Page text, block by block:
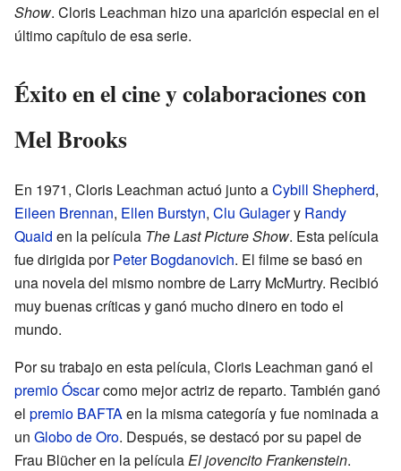
Show. Cloris Leachman hizo una aparición especial en el
último capítulo de esa serie.
Éxito en el cine y colaboraciones con
Mel Brooks
En 1971, Cloris Leachman actuó junto aCybill Shepherd,
Eileen Brennan, Ellen Burstyn, Clu Gulagery Randy
Quaid en la película The Last Picture Show. Esta película
fue dirigida porPeter Bogdanovich. El filme se basó en
una novela del mismo nombre de Larry McMurtry. Recibió
muy buenas críticas y ganó mucho dinero en todo el
mundo.
Por su trabajo en esta película, Cloris Leachman ganó el
premio Óscarcomo mejor actriz de reparto. También ganó
el premio BAFTAen la misma categoría y fue nominada a
un Globo de Oro. Después, se destacó por su papel de
Frau Blücher en la películaEl jovencito Frankenstein.